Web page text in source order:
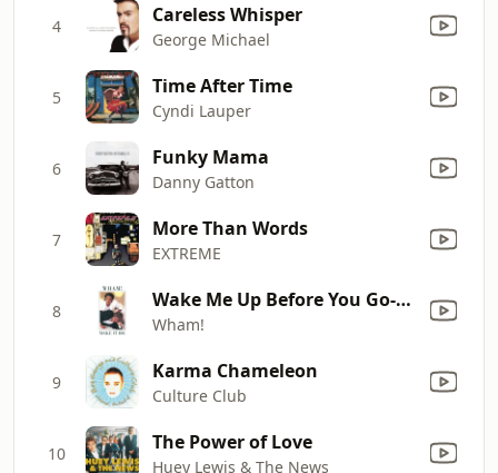
4 Careless Whisper
George Michael
5 Time After Time
Cyndi Lauper
6 Funky Mama
Danny Gatton
7 More Than Words
EXTREME
8 Wake Me Up Before You Go-Go
Wham!
9 Karma Chameleon
Culture Club
10 The Power of Love
Huey Lewis & The News